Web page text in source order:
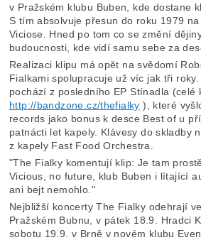
v Pražském klubu Buben, kde dostane
S tím absolvuje přesun do roku 1979
Viciose. Hned po tom co se změní
budoucnosti, kde vidí samu sebe za
Realizaci klipu má opět na svědomí
Fialkami spolupracuje už víc jak tři
pochází z posledního EP Stínadla (celé
http://bandzone.cz/thefialky ), které
records jako bonus k desce Best of u
patnácti let kapely. Klávesy do skladby
z kapely Fast Food Orchestra.
"The Fialky komentují klip: Je tam
Vicious, no future, klub Buben i lítající
ani bejt nemohlo."
Nejbližší koncerty The Fialky odehrají
Pražském Bubnu, v pátek 18.9. Hradci
sobotu 19.9. v Brně v novém klubu